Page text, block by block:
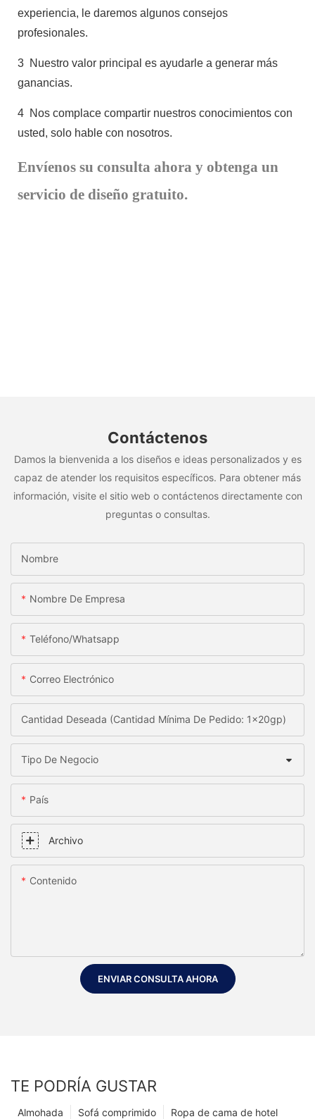
experiencia, le daremos algunos consejos
profesionales.
3 Nuestro valor principal es ayudarle a generar más
ganancias.
4 Nos complace compartir nuestros conocimientos con
usted, solo hable con nosotros.
Envíenos su consulta ahora y obtenga un
servicio de diseño gratuito.
Contáctenos
Damos la bienvenida a los diseños e ideas personalizados y es
capaz de atender los requisitos específicos. Para obtener más
información, visite el sitio web o contáctenos directamente con
preguntas o consultas.
Nombre
Nombre De Empresa
Teléfono/whatsapp
Correo Electrónico
Cantidad Deseada (Cantidad Mínima De Pedido: 1x20gp)
Tipo De Negocio
País
Archivo
Contenido
ENVIAR CONSULTA AHORA
TE PODRÍA GUSTAR
Ropa de cama de hotel
Sofá comprimido
Almohada